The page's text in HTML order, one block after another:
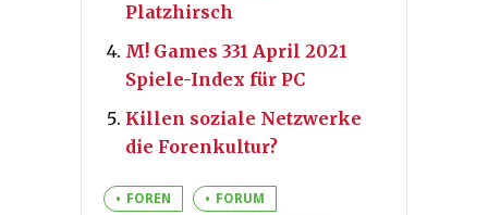
Platzhirsch
M! Games 331 April 2021
Spiele-Index für PC
Killen soziale Netzwerke
die Forenkultur?
FOREN FORUM